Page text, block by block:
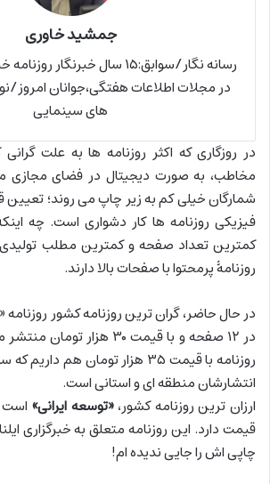
جمشید خاوری
رسانه نگار/سوابق:۱۵ سال
در مجلات اطلاعات هفتگی،جوانان امروز/
های سینمایی
در روزگاری که اکثر روزنامه ها به علت
مخاطب، به صورت دیجیتال در فضای مجازی
شمارگان خیلی کم به زیر چاپ می روند؛
فیزیکی روزنامه ها کار دشواری است. چه
کمترین تعداد صفحه و کمترین مطلب
روزنامۀ پرمحتوا با صفحات بالا دارند.
در حال حاضر، گران ترین روزنامه کشور
در ۱۲ صفحه و با قیمت ۳۰
روزنامه با قیمت ۳۵ هزار تومان هم
انتشارشان منطقه ای و استانی است.
ارزان ترین روزنامه کشور،«توسعه ایرانی»
قیمت دارد. این روزنامه متعلق به خبرگزاری
چاپی اش را جایی ندیده ام!